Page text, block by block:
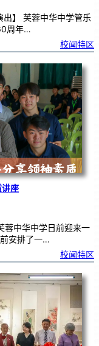
出】 芙蓉中华中学管乐
周年…
校闻特区
座
蓉中华中学日前迎来一
安排了一…
校闻特区